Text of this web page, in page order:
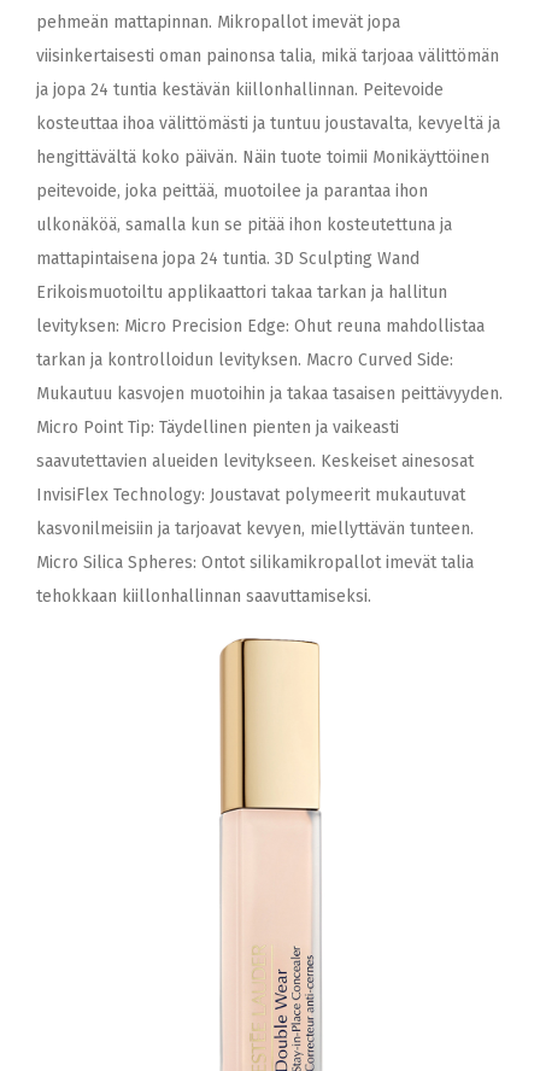
pehmeän mattapinnan. Mikropallot imevät jopa
viisinkertaisesti oman painonsa talia, mikä tarjoaa välittömän
ja jopa 24 tuntia kestävän kiillonhallinnan. Peitevoide
kosteuttaa ihoa välittömästi ja tuntuu joustavalta, kevyeltä ja
hengittävältä koko päivän. Näin tuote toimii Monikäyttöinen
peitevoide, joka peittää, muotoilee ja parantaa ihon
ulkonäköä, samalla kun se pitää ihon kosteutettuna ja
mattapintaisena jopa 24 tuntia. 3D Sculpting Wand
Erikoismuotoiltu applikaattori takaa tarkan ja hallitun
levityksen: Micro Precision Edge: Ohut reuna mahdollistaa
tarkan ja kontrolloidun levityksen. Macro Curved Side:
Mukautuu kasvojen muotoihin ja takaa tasaisen peittävyyden.
Micro Point Tip: Täydellinen pienten ja vaikeasti
saavutettavien alueiden levitykseen. Keskeiset ainesosat
InvisiFlex Technology: Joustavat polymeerit mukautuvat
kasvonilmeisiin ja tarjoavat kevyen, miellyttävän tunteen.
Micro Silica Spheres: Ontot silikamikropallot imevät talia
tehokkaan kiillonhallinnan saavuttamiseksi.